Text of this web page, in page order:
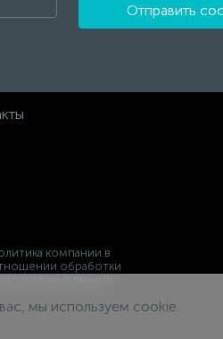
Отправить
компании в
обработки
мы используем cookie.